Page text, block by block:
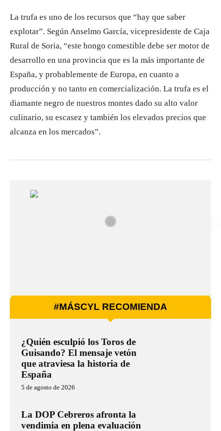
La trufa es uno de los recursos que “hay que saber
explotar”. Según Anselmo García, vicepresidente de Caja
Rural de Soria, “este hongo comestible debe ser motor de
desarrollo en una provincia que es la más importante de
España, y probablemente de Europa, en cuanto a
producción y no tanto en comercialización. La trufa es el
diamante negro de nuestros montes dado su alto valor
culinario, su escasez y también los elevados precios que
alcanza en los mercados”.
#MÁSCYL RECOMIENDA
¿Quién esculpió los Toros de
Guisando? El mensaje vetón
que atraviesa la historia de
España
5 de agosto de 2026
La DOP Cebreros afronta la
vendimia en plena evaluación